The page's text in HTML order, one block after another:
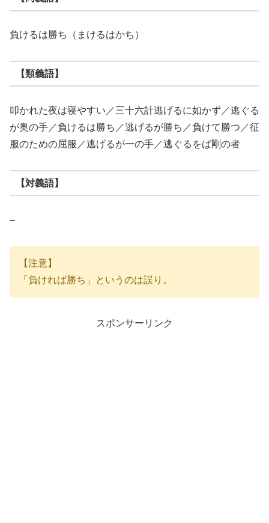
負けるは勝ち（まけるはかち）
【類義語】
叩かれた夜は寝やすい／三十六計逃げるに如かず／逃ぐる
が奥の手／負けるは勝ち／逃げるが勝ち／負けて勝つ／征
服のための屈服／逃げるが一の手／逃ぐるをば剛の者
【対義語】
–
【注意】
「負ければ勝ち」というのは誤り。
スポンサーリンク